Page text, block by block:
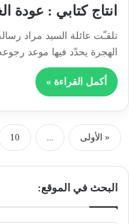
انتاج كتابي : عودة
تلقـّت عائلة السيد مراد
الهجرة يحدّد فيها موعد
أكمل القراءة »
« الأولى ...
10
البحث في الموقع: